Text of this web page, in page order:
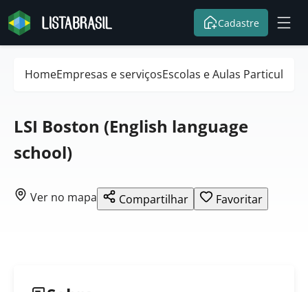
Cadastre
HomeEmpresas e serviçosEscolas e Aulas Particulares
LSI Boston (English language
school)
Ver no mapa Compartilhar Favoritar